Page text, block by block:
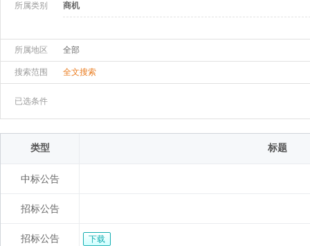
所属类别 商机
所属地区 全部
搜索范围 全文搜索
已选条件
类型 标题
中标公告
招标公告
招标公告 下载